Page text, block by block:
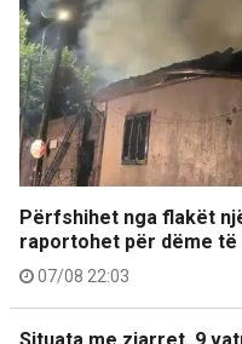
Përfshihet nga flakët
raportohet për dëme të
07/08 22:03